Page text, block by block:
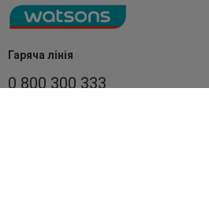
Гаряча лінія
0 800 300 333